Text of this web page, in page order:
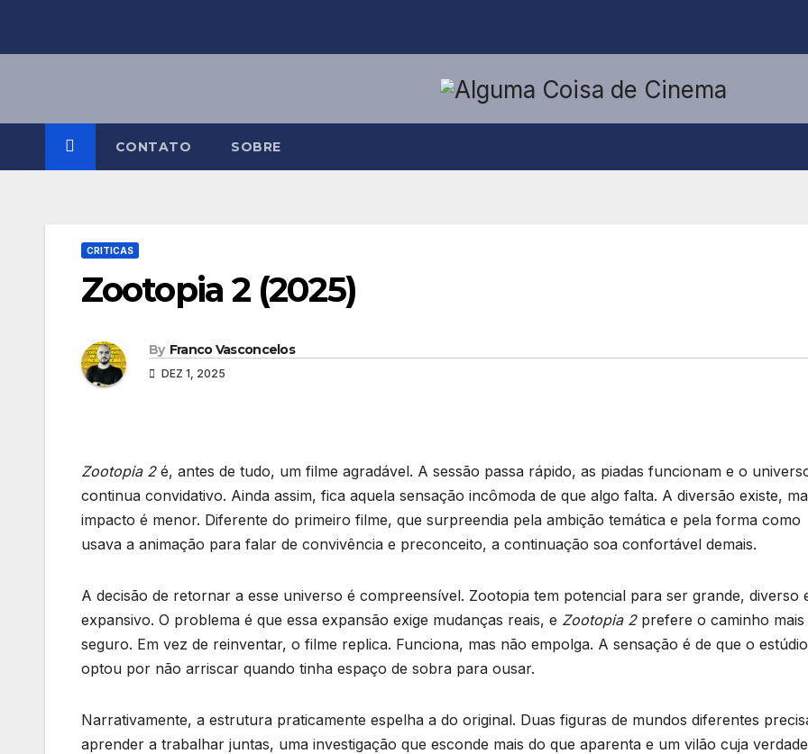
CONTATO SOBRE
CRITICAS
Zootopia 2 (2025)
By Franco Vasconcelos
DEZ 1, 2025
Zootopia 2é, antes de tudo, um filme agradável. A sessão passa rápido, as piadas funcionam e o
continua convidativo. Ainda assim, fica aquela sensação incômoda de que algo falta. A diversão existe,
impacto é menor. Diferente do primeiro filme, que surpreendia pela ambição temática e pela forma como
usava a animação para falar de convivência e preconceito, a continuação soa confortável demais.
A decisão de retornar a esse universo é compreensível. Zootopia tem potencial para ser grande, diverso
expansivo. O problema é que essa expansão exige mudanças reais, e Zootopia 2prefere o caminho mais
seguro. Em vez de reinventar, o filme replica. Funciona, mas não empolga. A sensação é de que o estúdio
optou por não arriscar quando tinha espaço de sobra para ousar.
Narrativamente, a estrutura praticamente espelha a do original. Duas figuras de mundos diferentes
aprender a trabalhar juntas, uma investigação que esconde mais do que aparenta e um vilão cuja